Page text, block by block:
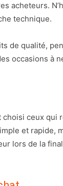
acheteurs.
technique.
de qualité,
occasions à
ceux qui
et rapide,
lors de la